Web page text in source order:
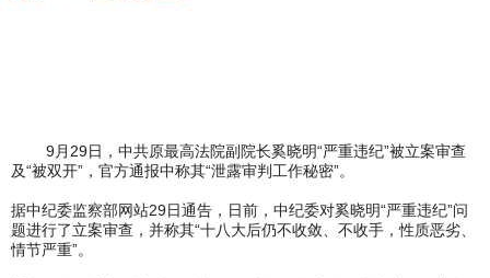
9月29日，中共原最高法院副院长奚晓明“严重违纪”被立案审查
及“被双开”，官方通报中称其“泄露审判工作秘密”。
据中纪委监察部网站29日通告，日前，中纪委对奚晓明“严重违纪”问
题进行了立案审查，并称其“十八大后仍不收敛、不收手，性质恶劣、
情节严重”。